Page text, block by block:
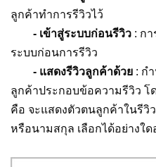
ลูกค้าทำการรีวิวไว้
- เข้าสู่ระบบก่อนรีวิว : ก
ระบบก่อนการรีวิว
- แสดงรีวิวลูกค้าด้วย : ก
ลูกค้าประกอบข้อความรีวิว โ
คือ จะแสดงตัวตนลูกค้าในรีวิ
หรือนามสกุล เลือกได้อย่างใด